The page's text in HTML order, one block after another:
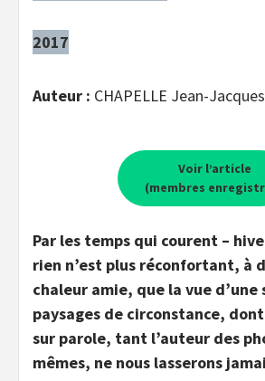
2017
Auteur : CHAPELLE Jean-Jacques
Voir l’article
(membres
Par les temps qui courent –
rien n’est plus réconfortant, à
chaleur amie, que la vue d’une
paysages de circonstance,
sur parole, tant l’auteur des
mêmes, ne nous lasserons